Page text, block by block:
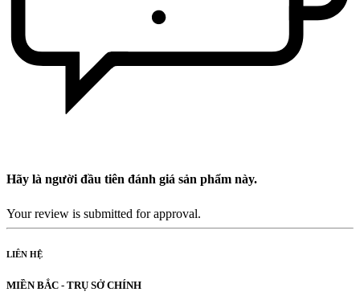
Hãy là người đầu tiên đánh giá sản phẩm này.
Your review is submitted for approval.
LIÊN HỆ
MIỀN BẮC - TRỤ SỞ CHÍNH